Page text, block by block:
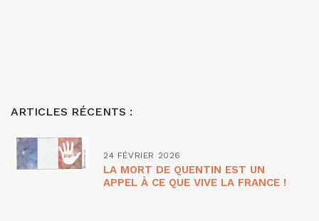
ARTICLES RÉCENTS :
24 FÉVRIER 2026
LA MORT DE QUENTIN EST UN
APPEL À CE QUE VIVE LA FRANCE !